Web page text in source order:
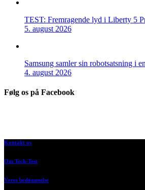
TEST: Fremragende lyd i Liberty 5
5. august 2026
Samsung samler sin robotsatsning i
4. august 2026
Følg os på Facebook
Kontakt os
Om Tech-Test
Vores bedømmelse